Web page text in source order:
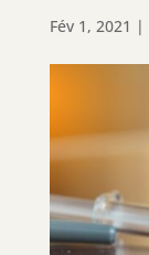
Fév 1, 2021 |